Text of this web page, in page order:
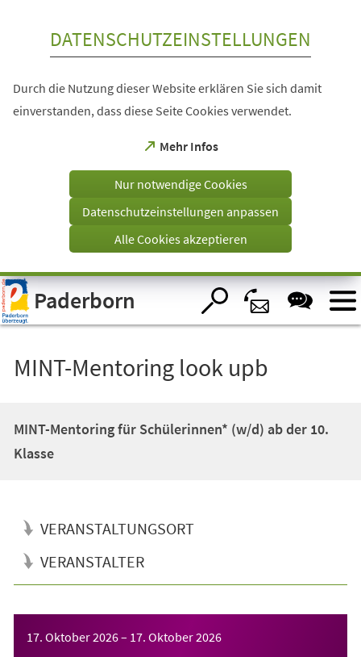
Visuelle
Assistenzsoftware
öffnen.
DATENSCHUTZEINSTELLUNGEN
Durch die Nutzung dieser Website erklären Sie sich damit
einverstanden, dass diese Seite Cookies verwendet.
Mehr Infos
(Öffnet
einem
Tab)
Nur notwendige Cookies
Datenschutzeinstellungen anpassen
Alle Cookies akzeptieren
Paderborn
MINT-Mentoring look upb
MINT-Mentoring für Schülerinnen* (w/d) ab der 10.
Klasse
VERANSTALTUNGSORT
VERANSTALTER
17. Oktober 2026– 17. Oktober 2026